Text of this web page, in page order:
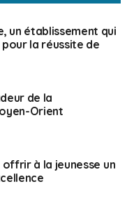
un établissement qui
la réussite de
de la
Orient
à la jeunesse un